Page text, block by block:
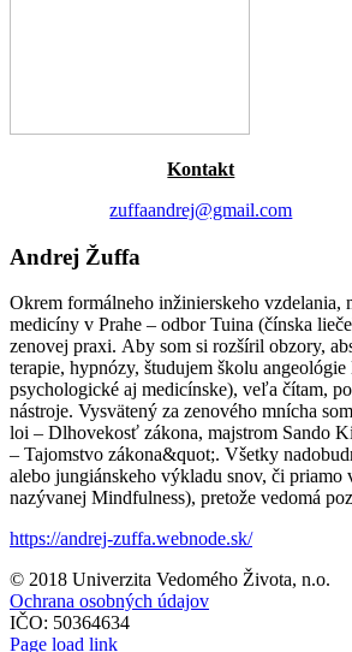
Kontakt
zuffaandrej@gmail.com
Andrej Žuffa
Okrem formálneho inžinierskeho vzdelania,
medicíny v Prahe – odbor Tuina (čínska
zenovej praxi. Aby som si rozšíril obzory,
terapie, hypnózy, študujem školu
psychologické aj medicínske), veľa čítam,
nástroje. Vysvätený za zenového mnícha
loi – Dlhovekosť zákona, majstrom Sando
– Tajomstvo zákona&quot;. Všetky
alebo jungiánskeho výkladu snov, či
nazývanej Mindfulness), pretože vedomá
https://andrej-zuffa.webnode.sk/
© 2018 Univerzita Vedomého Života, n.o.
Ochrana osobných údajov
IČO: 50364634
Page load link